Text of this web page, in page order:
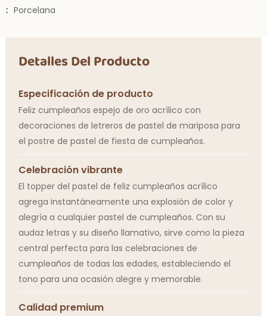
: Porcelana
Detalles Del Producto
Especificación de producto
Feliz cumpleaños espejo de oro acrílico con
decoraciones de letreros de pastel de mariposa para
el postre de pastel de fiesta de cumpleaños.
Celebración vibrante
El topper del pastel de feliz cumpleaños acrílico
agrega instantáneamente una explosión de color y
alegría a cualquier pastel de cumpleaños. Con su
audaz letras y su diseño llamativo, sirve como la pieza
central perfecta para las celebraciones de
cumpleaños de todas las edades, estableciendo el
tono para una ocasión alegre y memorable.
Calidad premium